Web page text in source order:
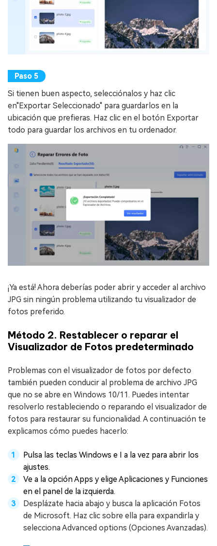
Si tienen buen aspecto, selecciónalos y haz clic
en"Exportar Seleccionado" para guardarlos en la
ubicación que prefieras. Haz clic en el botón Exportar
todo para guardar los archivos en tu ordenador.
¡Ya está! Ahora deberías poder abrir y acceder al archivo
JPG sin ningún problema utilizando tu visualizador de
fotos preferido.
Método 2. Restablecer o reparar el
Visualizador de Fotos predeterminado
Problemas con el visualizador de fotos por defecto
también pueden conducir al problema de archivo JPG
que no se abre en Windows 10/11. Puedes intentar
resolverlo restableciendo o reparando el visualizador de
fotos para restaurar su funcionalidad. A continuación te
explicamos cómo puedes hacerlo:
Pulsa las teclas Windows e I a la vez para abrir los
ajustes.
Ve a la opción Apps y elige Aplicaciones y Funciones
en el panel de la izquierda.
Desplázate hacia abajo y busca la aplicación Fotos
de Microsoft. Haz clic sobre ella para expandirla y
selecciona Advanced options (Opciones Avanzadas).